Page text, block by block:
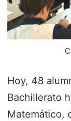
Hoy, 48
Bachillerato
Matemático,